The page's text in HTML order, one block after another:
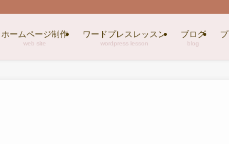
ホームページ制作
web site
ワードプレスレッスン
wordpress lesson
ブログ
blog